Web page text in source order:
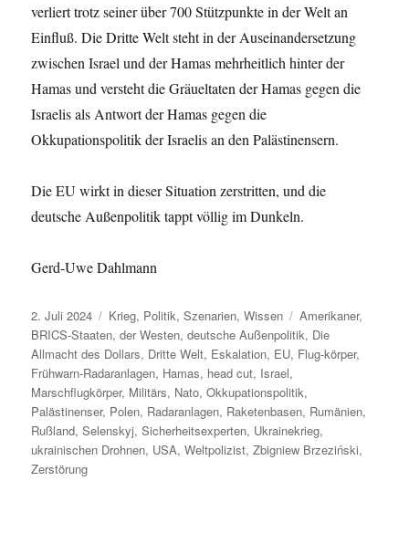
verliert trotz seiner über 700 Stützpunkte in der Welt an
Einfluß. Die Dritte Welt steht in der Auseinandersetzung
zwischen Israel und der Hamas mehrheitlich hinter der
Hamas und versteht die Gräueltaten der Hamas gegen die
Israelis als Antwort der Hamas gegen die
Okkupationspolitik der Israelis an den Palästinensern.
Die EU wirkt in dieser Situation zerstritten, und die
deutsche Außenpolitik tappt völlig im Dunkeln.
Gerd-Uwe Dahlmann
Veröffentlicht
am
2. Juli 2024 Kategorien
Krieg, Politik,Szenarien,Wissen Schlagwörter
Amerikaner,
BRICS-Staaten,der Westen,deutsche Außenpolitik, Die
Allmacht des Dollars, Dritte Welt, Eskalation, EU, Flug-körper,
Frühwarn-Radaranlagen, Hamas, head cut, Israel,
Marschflugkörper, Militärs, Nato,Okkupationspolitik,
Palästinenser, Polen, Radaranlagen, Raketenbasen, Rumänien,
Rußland,Selenskyj,Sicherheitsexperten, Ukrainekrieg,
ukrainischen Drohnen, USA,Weltpolizist,Zbigniew Brzeziński,
Zerstörung